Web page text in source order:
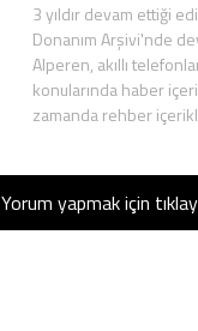
3 yıldır devam ettiği
Donanım Arşivi'nde
Alperen, akıllı
konularında haber
zamanda rehber
Yorum yapmak için